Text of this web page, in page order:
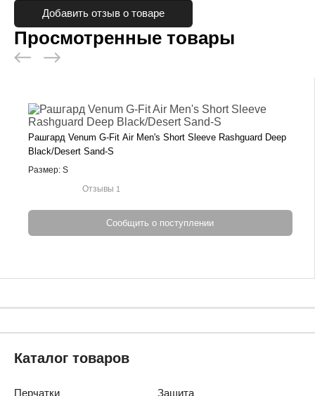
Добавить отзыв о товаре
Просмотренные товары
Рашгард Venum G-Fit Air Men's Short Sleeve Rashguard Deep
Black/Desert Sand-S
Размер: S
Отзывы 1
Сообщить о поступлении
Каталог товаров
Перчатки
Защита